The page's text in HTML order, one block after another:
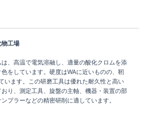
物工場
、高温で電気溶融し、適量の酸化クロムを添
をしています。硬度はWAに近いものの、靭
います。この研磨工具は優れた耐久性と高い
り、測定工具、旋盤の主軸、機器・装置の部
プラーなどの精密研削に適しています。